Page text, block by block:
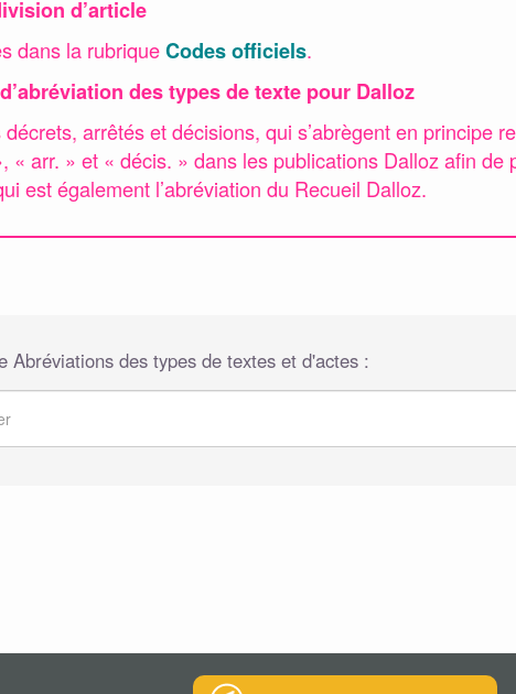
d’article
dans la rubriqueCodes officiels.
des types de texte pour Dalloz
arrêtés et décisions, qui s’abrègent en principe
« arr. » et « décis. » dans les publications Dalloz afin de
est également l’abréviation du Recueil Dalloz.
Abréviations des types de textes et d'actes :